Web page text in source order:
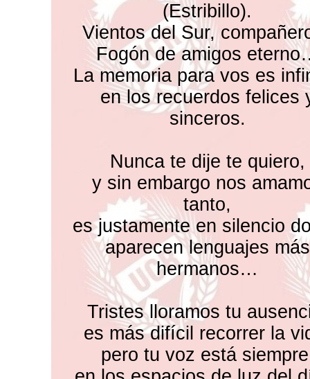
(Estribillo).
Vientos del Sur,
Fogón de amigos
La memoria para vos es
en los recuerdos felices
sinceros.
Nunca te dije te quiero,
y sin embargo nos
tanto,
es justamente en silencio
aparecen lenguajes más
hermanos…
Tristes lloramos tu
es más difícil recorrer la
pero tu voz está